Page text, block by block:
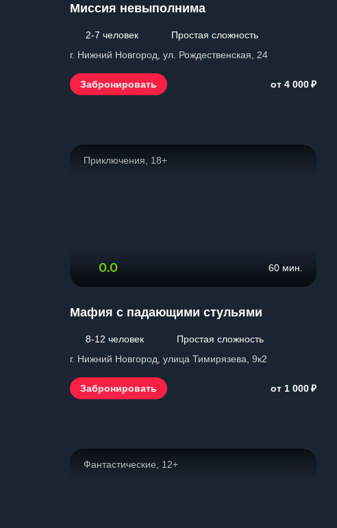
Миссия невыполнима
2-7 человек
Простая сложность
г. Нижний Новгород, ул. Рождественская, 24
Забронировать от 4 000₽
Приключения, 18+
0.0 60 мин.
Мафия с падающими стульями
8-12 человек
Простая сложность
г. Нижний Новгород, улица Тимирязева, 9к2
Забронировать от 1 000₽
Фантастические, 12+